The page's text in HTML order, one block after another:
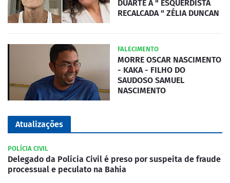
DUARTE A " ESQUERDISTA
RECALCADA " ZÉLIA DUNCAN
FALECIMENTO
MORRE OSCAR NASCIMENTO
- KAKA - FILHO DO
SAUDOSO SAMUEL
NASCIMENTO
Atualizações
POLÍCIA CIVIL
Delegado da Polícia Civil é preso por suspeita de fraude
processual e peculato na Bahia